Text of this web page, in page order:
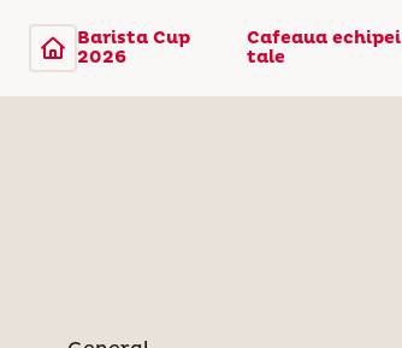
Barista Cup
2026
Cafeaua echipei
tale